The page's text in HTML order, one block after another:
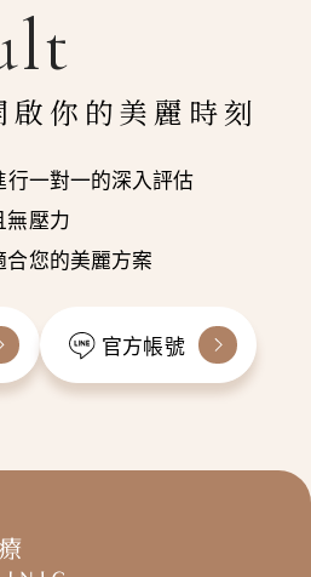
你的美麗時刻
一對一的深入評估
無壓力
您的美麗方案
官方帳號